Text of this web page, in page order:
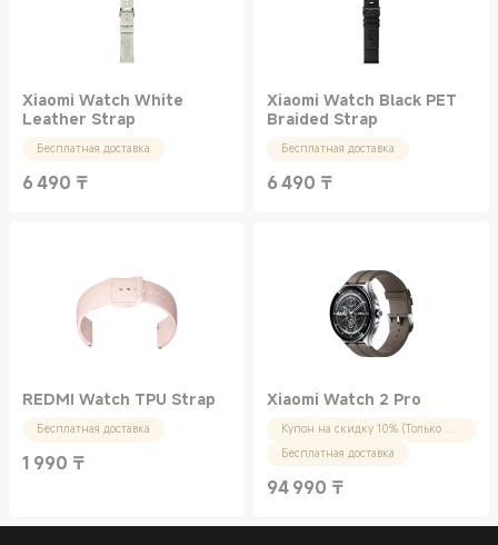
Xiaomi Watch White
Leather Strap
Бесплатная доставка
6 490 ₸
Current Price ₸6490.00
Xiaomi Watch Black PET
Braided Strap
Бесплатная доставка
6 490 ₸
Current Price ₸6490.00
REDMI Watch TPU Strap
Бесплатная доставка
1 990 ₸
Current Price ₸1990.00
Xiaomi Watch 2 Pro
Купон на скидку 10% (Только для новых пользователей)
Бесплатная доставка
94 990 ₸
Current Price ₸94990.00